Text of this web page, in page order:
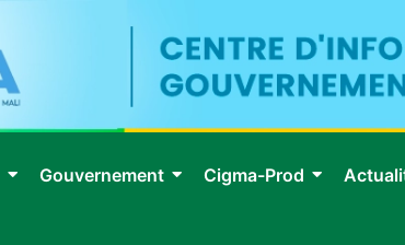
Gouvernement Cigma-Prod